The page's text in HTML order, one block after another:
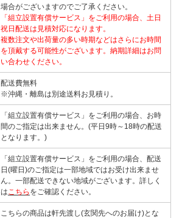
場合がございますのでご了承ください。
「組立設置有償サービス」をご利用の場合、土日
祝日配送は見積対応になります。
複数注文や出荷量の多い時期などはさらにお時間
を頂戴する可能性がございます。納期詳細はお問
い合わせください。
配送費無料
※沖縄・離島は別途送料お見積り。
「組立設置有償サービス」をご利用の場合、お時
間のご指定は出来ません。(平日9時～18時の配送
となります。)
「組立設置有償サービス」をご利用の場合、配送
日(曜日)のご指定は一部地域ではお受け出来ませ
ん。一部配送できない地域がございます。詳しく
は こちら をご確認ください。
こちらの商品は軒先渡し(玄関先へのお届け)とな